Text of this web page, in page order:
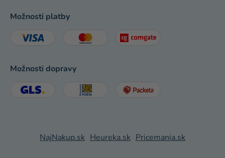
Možnosti platby
Možnosti dopravy
NajNakup.sk Heureka.sk Pricemania.sk